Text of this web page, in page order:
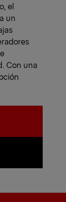
el
un
Con una